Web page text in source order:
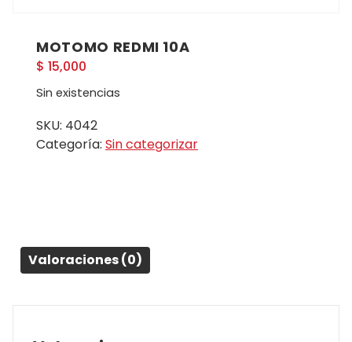
MOTOMO REDMI 10A
$ 15,000
Sin existencias
SKU: 4042
Categoría: Sin categorizar
Valoraciones (0)